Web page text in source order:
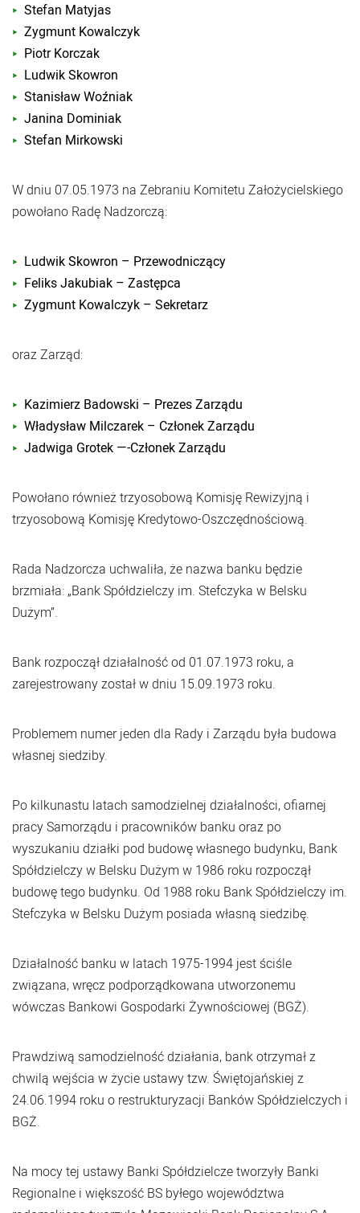
Stefan Matyjas
Zygmunt Kowalczyk
Piotr Korczak
Ludwik Skowron
Stanisław Woźniak
Janina Dominiak
Stefan Mirkowski
W dniu 07.05.1973 na Zebraniu Komitetu Założycielskiego
powołano Radę Nadzorczą:
Ludwik Skowron – Przewodniczący
Feliks Jakubiak – Zastępca
Zygmunt Kowalczyk – Sekretarz
oraz Zarząd:
Kazimierz Badowski – Prezes Zarządu
Władysław Milczarek – Członek Zarządu
Jadwiga Grotek —-Członek Zarządu
Powołano również trzyosobową Komisję Rewizyjną i
trzyosobową Komisję Kredytowo-Oszczędnościową.
Rada Nadzorcza uchwaliła, że nazwa banku będzie
brzmiała: „Bank Spółdzielczy im. Stefczyka w Belsku
Dużym”.
Bank rozpoczął działalność od 01.07.1973 roku, a
zarejestrowany został w dniu 15.09.1973 roku.
Problemem numer jeden dla Rady i Zarządu była budowa
własnej siedziby.
Po kilkunastu latach samodzielnej działalności, ofiarnej
pracy Samorządu i pracowników banku oraz po
wyszukaniu działki pod budowę własnego budynku, Bank
Spółdzielczy w Belsku Dużym w 1986 roku rozpoczął
budowę tego budynku. Od 1988 roku Bank Spółdzielczy im.
Stefczyka w Belsku Dużym posiada własną siedzibę.
Działalność banku w latach 1975-1994 jest ściśle
związana, wręcz podporządkowana utworzonemu
wówczas Bankowi Gospodarki Żywnościowej (BGŻ).
Prawdziwą samodzielność działania, bank otrzymał z
chwilą wejścia w życie ustawy tzw. Świętojańskiej z
24.06.1994 roku o restrukturyzacji Banków Spółdzielczych i
BGŻ.
Na mocy tej ustawy Banki Spółdzielcze tworzyły Banki
Regionalne i większość BS byłego województwa